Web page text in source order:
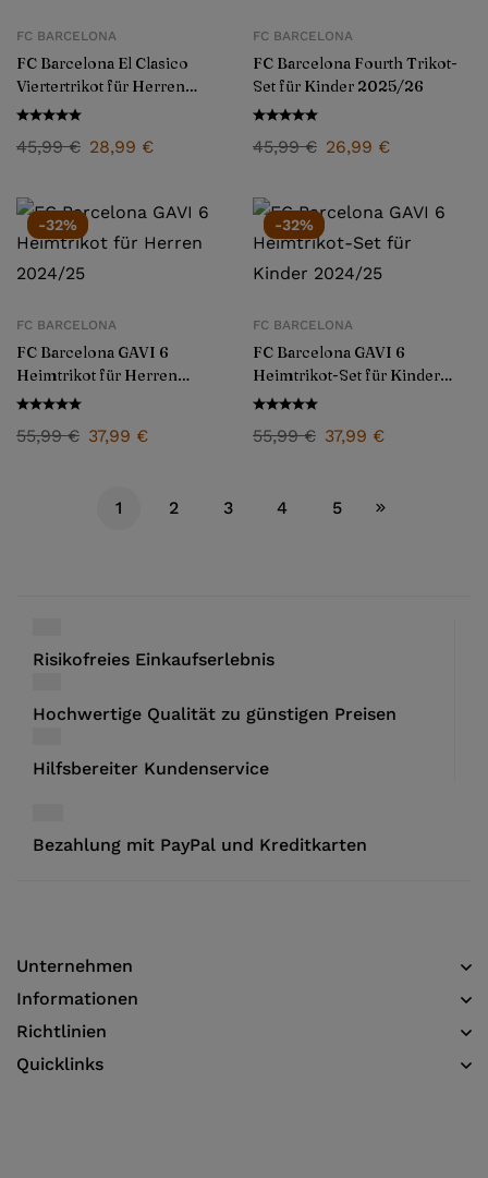
FC BARCELONA
FC Barcelona El Clasico
Viertertrikot für Herren
2025/26 – Fan Version
45,99€ 28,99 €
FC BARCELONA
FC Barcelona Fourth Trikot-
Set für Kinder 2025/26
45,99€ 26,99 €
-32%
FC BARCELONA
FC Barcelona GAVI 6
Heimtrikot für Herren
2024/25
55,99€ 37,99 €
-32%
FC BARCELONA
FC Barcelona GAVI 6
Heimtrikot-Set für Kinder
2024/25
55,99€ 37,99 €
1 2 3 4 5
Risikofreies Einkaufserlebnis
Hochwertige Qualität zu günstigen Preisen
Hilfsbereiter Kundenservice
Bezahlung mit PayPal und Kreditkarten
Unternehmen
Informationen​
Richtlinien
Quicklinks